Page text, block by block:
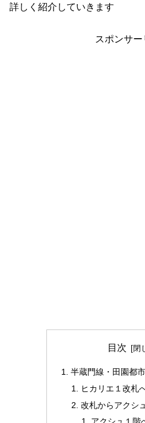
詳しく紹介していきます
スポンサー
目次
半蔵門線・田園都
ヒカリエ１改札
改札からアクシ